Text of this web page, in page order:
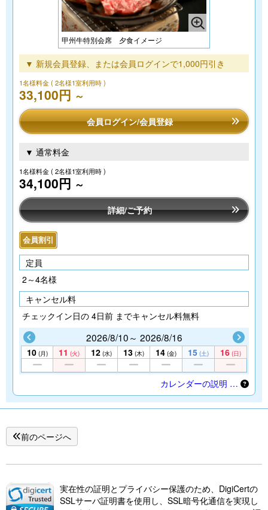
甲州牛特別会席 夕食イメージ
▼ 新規会員登録、または会員ログインで1,000円引き
1名様料金( 2名様1室利用時 )
33,100円 ～
会員ログイン/会員登録
▼ 通常料金
1名様料金( 2名様1室利用時 )
34,100円 ～
詳細/ご予約
会員割引
定員
2～4名様
キャンセル料
チェックイン日の 4日前 までキャンセル料無料
2026/8/10～ 2026/8/16
10 (月) 11 (火) 12 (水) 13 (木) 14 (金) 15 (土) 16 (日)
カレンダーの説明 …
前のページへ
実在性の証明とプライバシー保護のため、DigiCertの
SSLサーバ証明書を使用し、SSL暗号化通信を実現し